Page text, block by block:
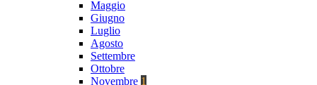
Maggio
Giugno
Luglio
Agosto
Settembre
Ottobre
Novembre 1